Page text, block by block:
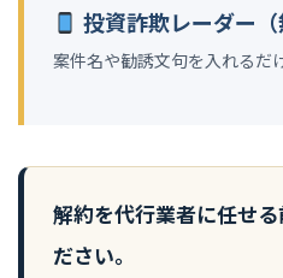
投資詐欺レーダー（
案件名や勧誘文句を入れるだ
解約を代行業者に任せる
ださい。